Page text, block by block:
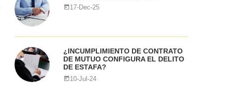
17-Dec-25
¿INCUMPLIMIENTO DE CONTRATO
DE MUTUO CONFIGURA EL DELITO
DE ESTAFA?
10-Jul-24